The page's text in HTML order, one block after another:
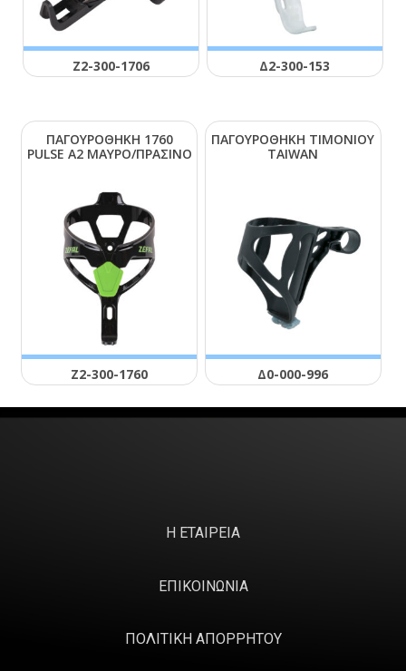
Ζ2-300-1706 Δ2-300-153
ΠΑΓΟΥΡΟΘΗΚΗ 1760
ΡULSΕ Α2 ΜΑΥΡΟ/ΠΡΑΣΙΝΟ
Ζ2-300-1760
ΠΑΓΟΥΡΟΘΗΚΗ ΤΙΜΟΝΙΟΥ
ΤΑΙWΑΝ
Δ0-000-996
Η ΕΤΑΙΡΕΙΑ
ΕΠΙΚΟΙΝΩΝΙΑ
ΠΟΛΙΤΙΚΗ ΑΠΟΡΡΗΤΟΥ